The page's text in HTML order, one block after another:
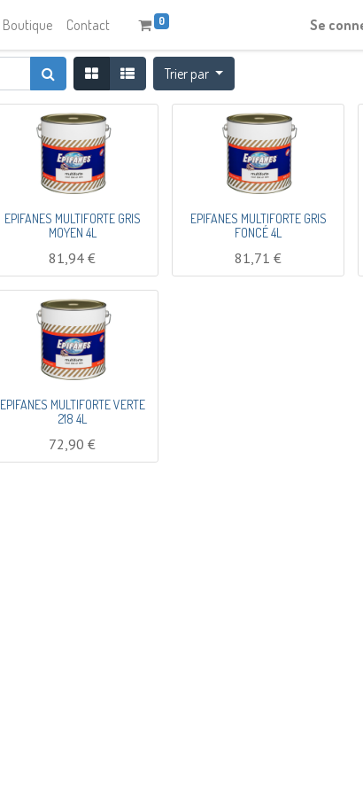
Boutique Contact 0 Se
Trier par
EPIFANES MULTIFORTE GRIS
MOYEN 4L
81,94 €
EPIFANES MULTIFORTE GRIS
FONCÉ 4L
81,71 €
EPIFANES MULTIFORTE VERTE
218 4L
72,90 €